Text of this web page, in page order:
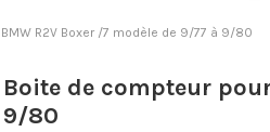
R2V Boxer /7 modèle de 9/77 à 9/80
Boite de compteur
9/80